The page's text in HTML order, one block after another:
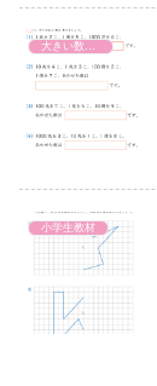
小学生教材